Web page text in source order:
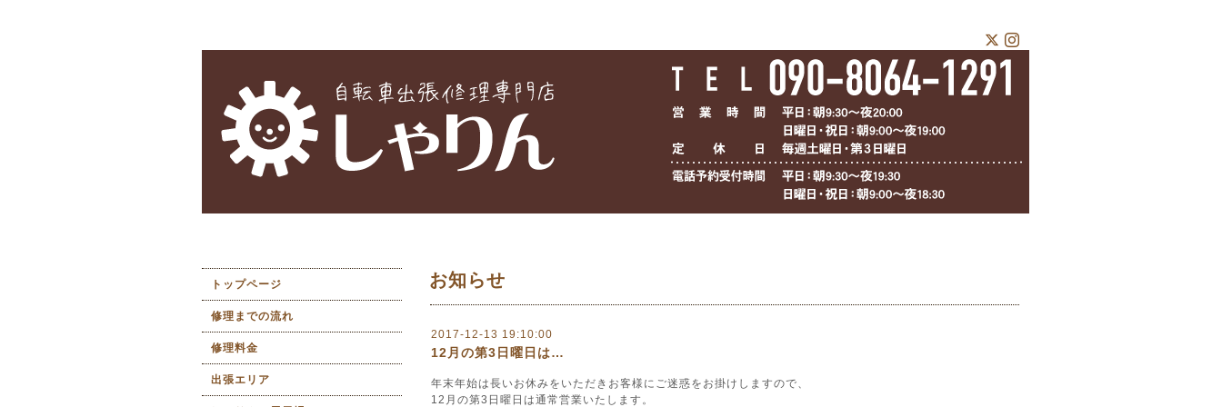
お知らせ
2017-12-13 19:10:00
12月の第3日曜日は…
年末年始は長いお休みをいただきお客様にご迷惑をお掛けしますので、
12月の第3日曜日は通常営業いたします。
トップページ
修理までの流れ
修理料金
出張エリア